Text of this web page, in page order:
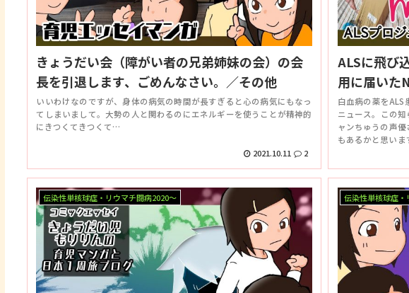
きょうだい会（障がい者の兄弟姉妹の会）の会
長を引退します、ごめんなさい。／その他
いいわけなのですが、身体の病気の時間が長すぎると心の病気にもなっ
てしまいまして。大勢の人と関わるのにエネルギーを使うことが精神的
にきつくてきつくて…
2021.10.11 2
ALSに飛び
用に届いた
白血病の薬をALS
ニュース。この
ャンちゅうの声
もあるかと思い
た。今年…いや
伝染性単核球症・リウマチ闘病2020～ 伝染性単核球症